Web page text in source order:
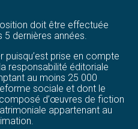
doit être effectuée
dernières années.
puisqu’est prise en compte
responsabilité éditoriale
au moins 25 000
sociale et dont le
d’œuvres de fiction
appartenant au